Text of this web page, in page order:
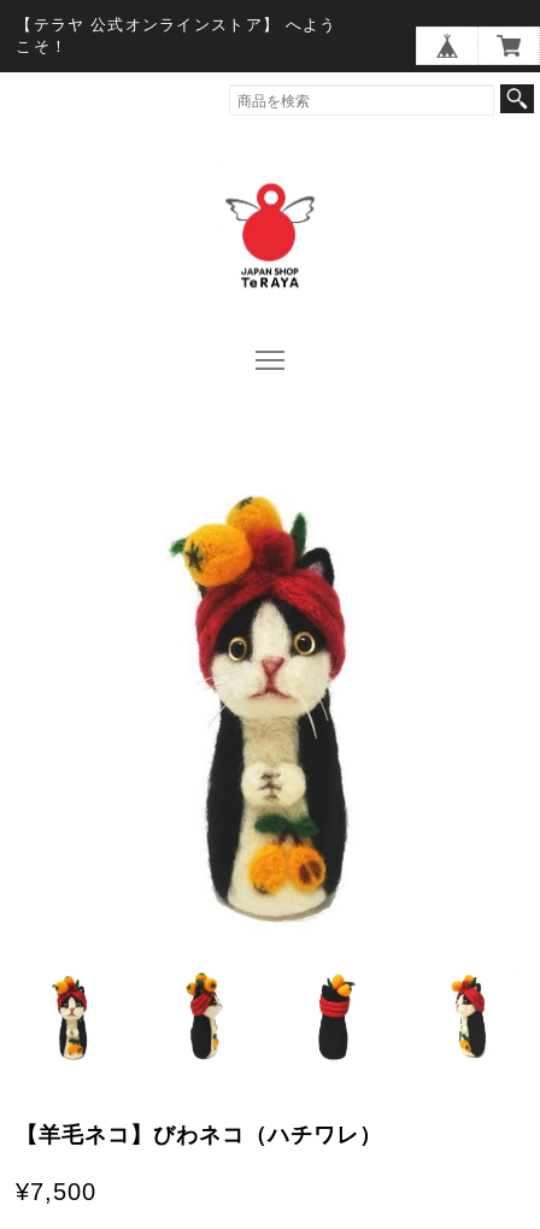
【テラヤ 公式オンラインストア】 へよう
こそ！
【羊毛ネコ】びわネコ（ハチワレ）
¥7,500